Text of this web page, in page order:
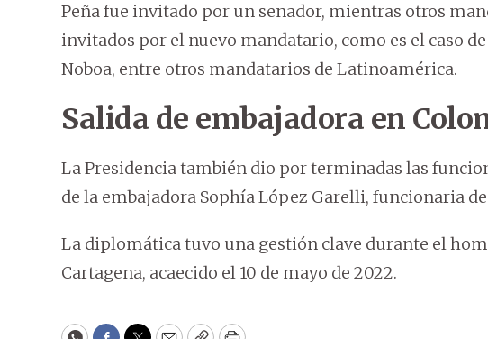
Peña fue invitado por un senador, mientras otros
invitados por el nuevo mandatario, como es el caso
Noboa, entre otros mandatarios de Latinoamérica.
Salida de embajadora en
La Presidencia también dio por terminadas las
de la embajadora Sophía López Garelli, funcionaria
La diplomática tuvo una gestión clave durante el
Cartagena, acaecido el 10 de mayo de 2022.